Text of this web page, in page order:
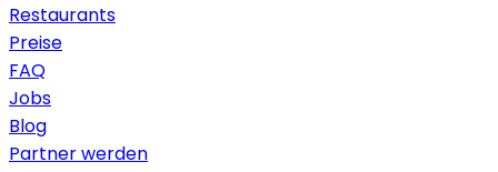
Restaurants
Preise
FAQ
Jobs
Blog
Partner werden